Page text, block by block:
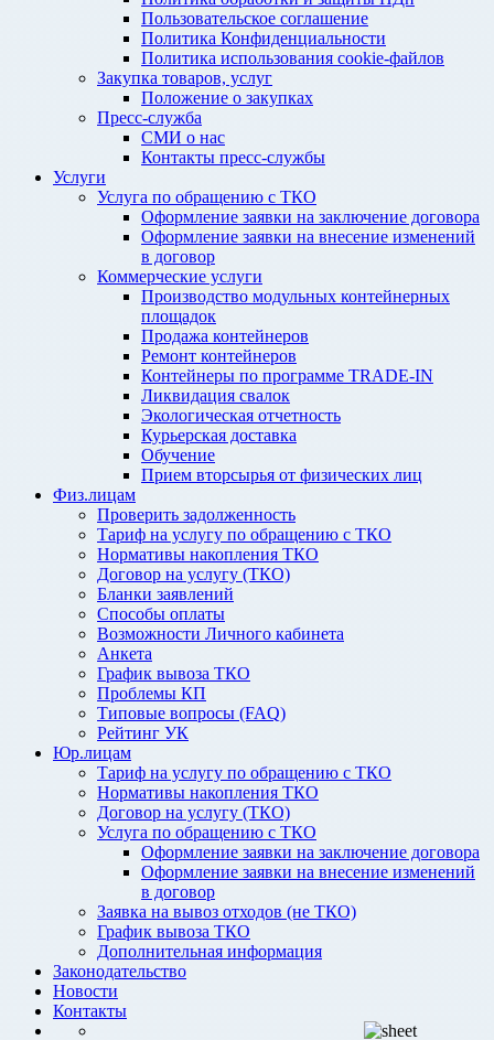
Пользовательское соглашение
Политика Конфиденциальности
Политика использования cookie-файлов
Закупка товаров, услуг
Положение о закупках
Пресс-служба
СМИ о нас
Контакты пресс-службы
Услуги
Услуга по обращению с ТКО
Оформление заявки на заключение договора
Оформление заявки на внесение изменений
в договор
Коммерческие услуги
Производство модульных контейнерных
площадок
Продажа контейнеров
Ремонт контейнеров
Контейнеры по программе TRADE-IN
Ликвидация свалок
Экологическая отчетность
Курьерская доставка
Обучение
Прием вторсырья от физических лиц
Физ.лицам
Проверить задолженность
Тариф на услугу по обращению с ТКО
Нормативы накопления ТКО
Договор на услугу (ТКО)
Бланки заявлений
Способы оплаты
Возможности Личного кабинета
Анкета
График вывоза ТКО
Проблемы КП
Типовые вопросы (FAQ)
Рейтинг УК
Юр.лицам
Тариф на услугу по обращению с ТКО
Нормативы накопления ТКО
Договор на услугу (ТКО)
Услуга по обращению с ТКО
Оформление заявки на заключение договора
Оформление заявки на внесение изменений
в договор
Заявка на вывоз отходов (не ТКО)
График вывоза ТКО
Дополнительная информация
Законодательство
Новости
Контакты